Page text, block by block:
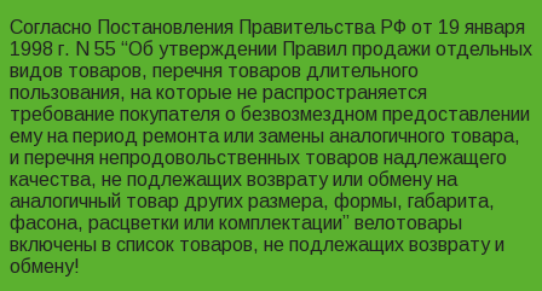
Согласно Постановления Правительства РФ от 19 января
1998 г. N 55 “Об утверждении Правил продажи отдельных
видов товаров, перечня товаров длительного
пользования, на которые не распространяется
требование покупателя о безвозмездном предоставлении
ему на период ремонта или замены аналогичного товара,
и перечня непродовольственных товаров надлежащего
качества, не подлежащих возврату или обмену на
аналогичный товар других размера, формы, габарита,
фасона, расцветки или комплектации” велотовары
включены в список товаров, не подлежащих возврату и
обмену!